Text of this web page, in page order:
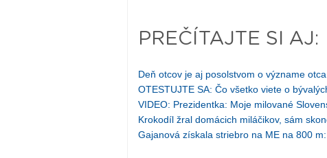
PREČÍTAJTE SI AJ:
Deň otcov je aj posolstvom o význame
OTESTUJTE SA: Čo všetko viete o
VIDEO: Prezidentka: Moje milované
Krokodíl žral domácich miláčikov, sám
Gajanová získala striebro na ME na 800